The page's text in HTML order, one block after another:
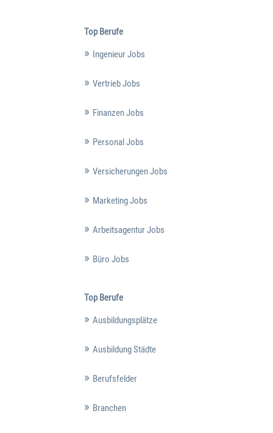
Top Berufe
Ingenieur Jobs
Vertrieb Jobs
Finanzen Jobs
Personal Jobs
Versicherungen Jobs
Marketing Jobs
Arbeitsagentur Jobs
Büro Jobs
Top Berufe
Ausbildungsplätze
Ausbildung Städte
Berufsfelder
Branchen